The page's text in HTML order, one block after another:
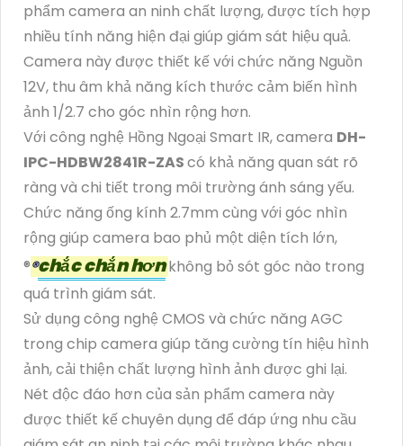
phẩm camera an ninh chất lượng, được tích hợp
nhiều tính năng hiện đại giúp giám sát hiệu quả.
Camera này được thiết kế với chức năng Nguồn
12V, thu âm khả năng kích thước cảm biến hình
ảnh 1/2.7 cho góc nhìn rộng hơn.
Với công nghệ Hồng Ngoại Smart IR, camera DH-
IPC-HDBW2841R-ZAScó khả năng quan sát rõ
ràng và chi tiết trong môi trường ánh sáng yếu.
Chức năng ống kính 2.7mm cùng với góc nhìn
rộng giúp camera bao phủ một diện tích lớn,
®️®️chắc chắn hơnkhông bỏ sót góc nào trong
quá trình giám sát.
Sử dụng công nghệ CMOS và chức năng AGC
trong chip camera giúp tăng cường tín hiệu hình
ảnh, cải thiện chất lượng hình ảnh được ghi lại.
Nét độc đáo hơn của sản phẩm camera này
được thiết kế chuyên dụng để đáp ứng nhu cầu